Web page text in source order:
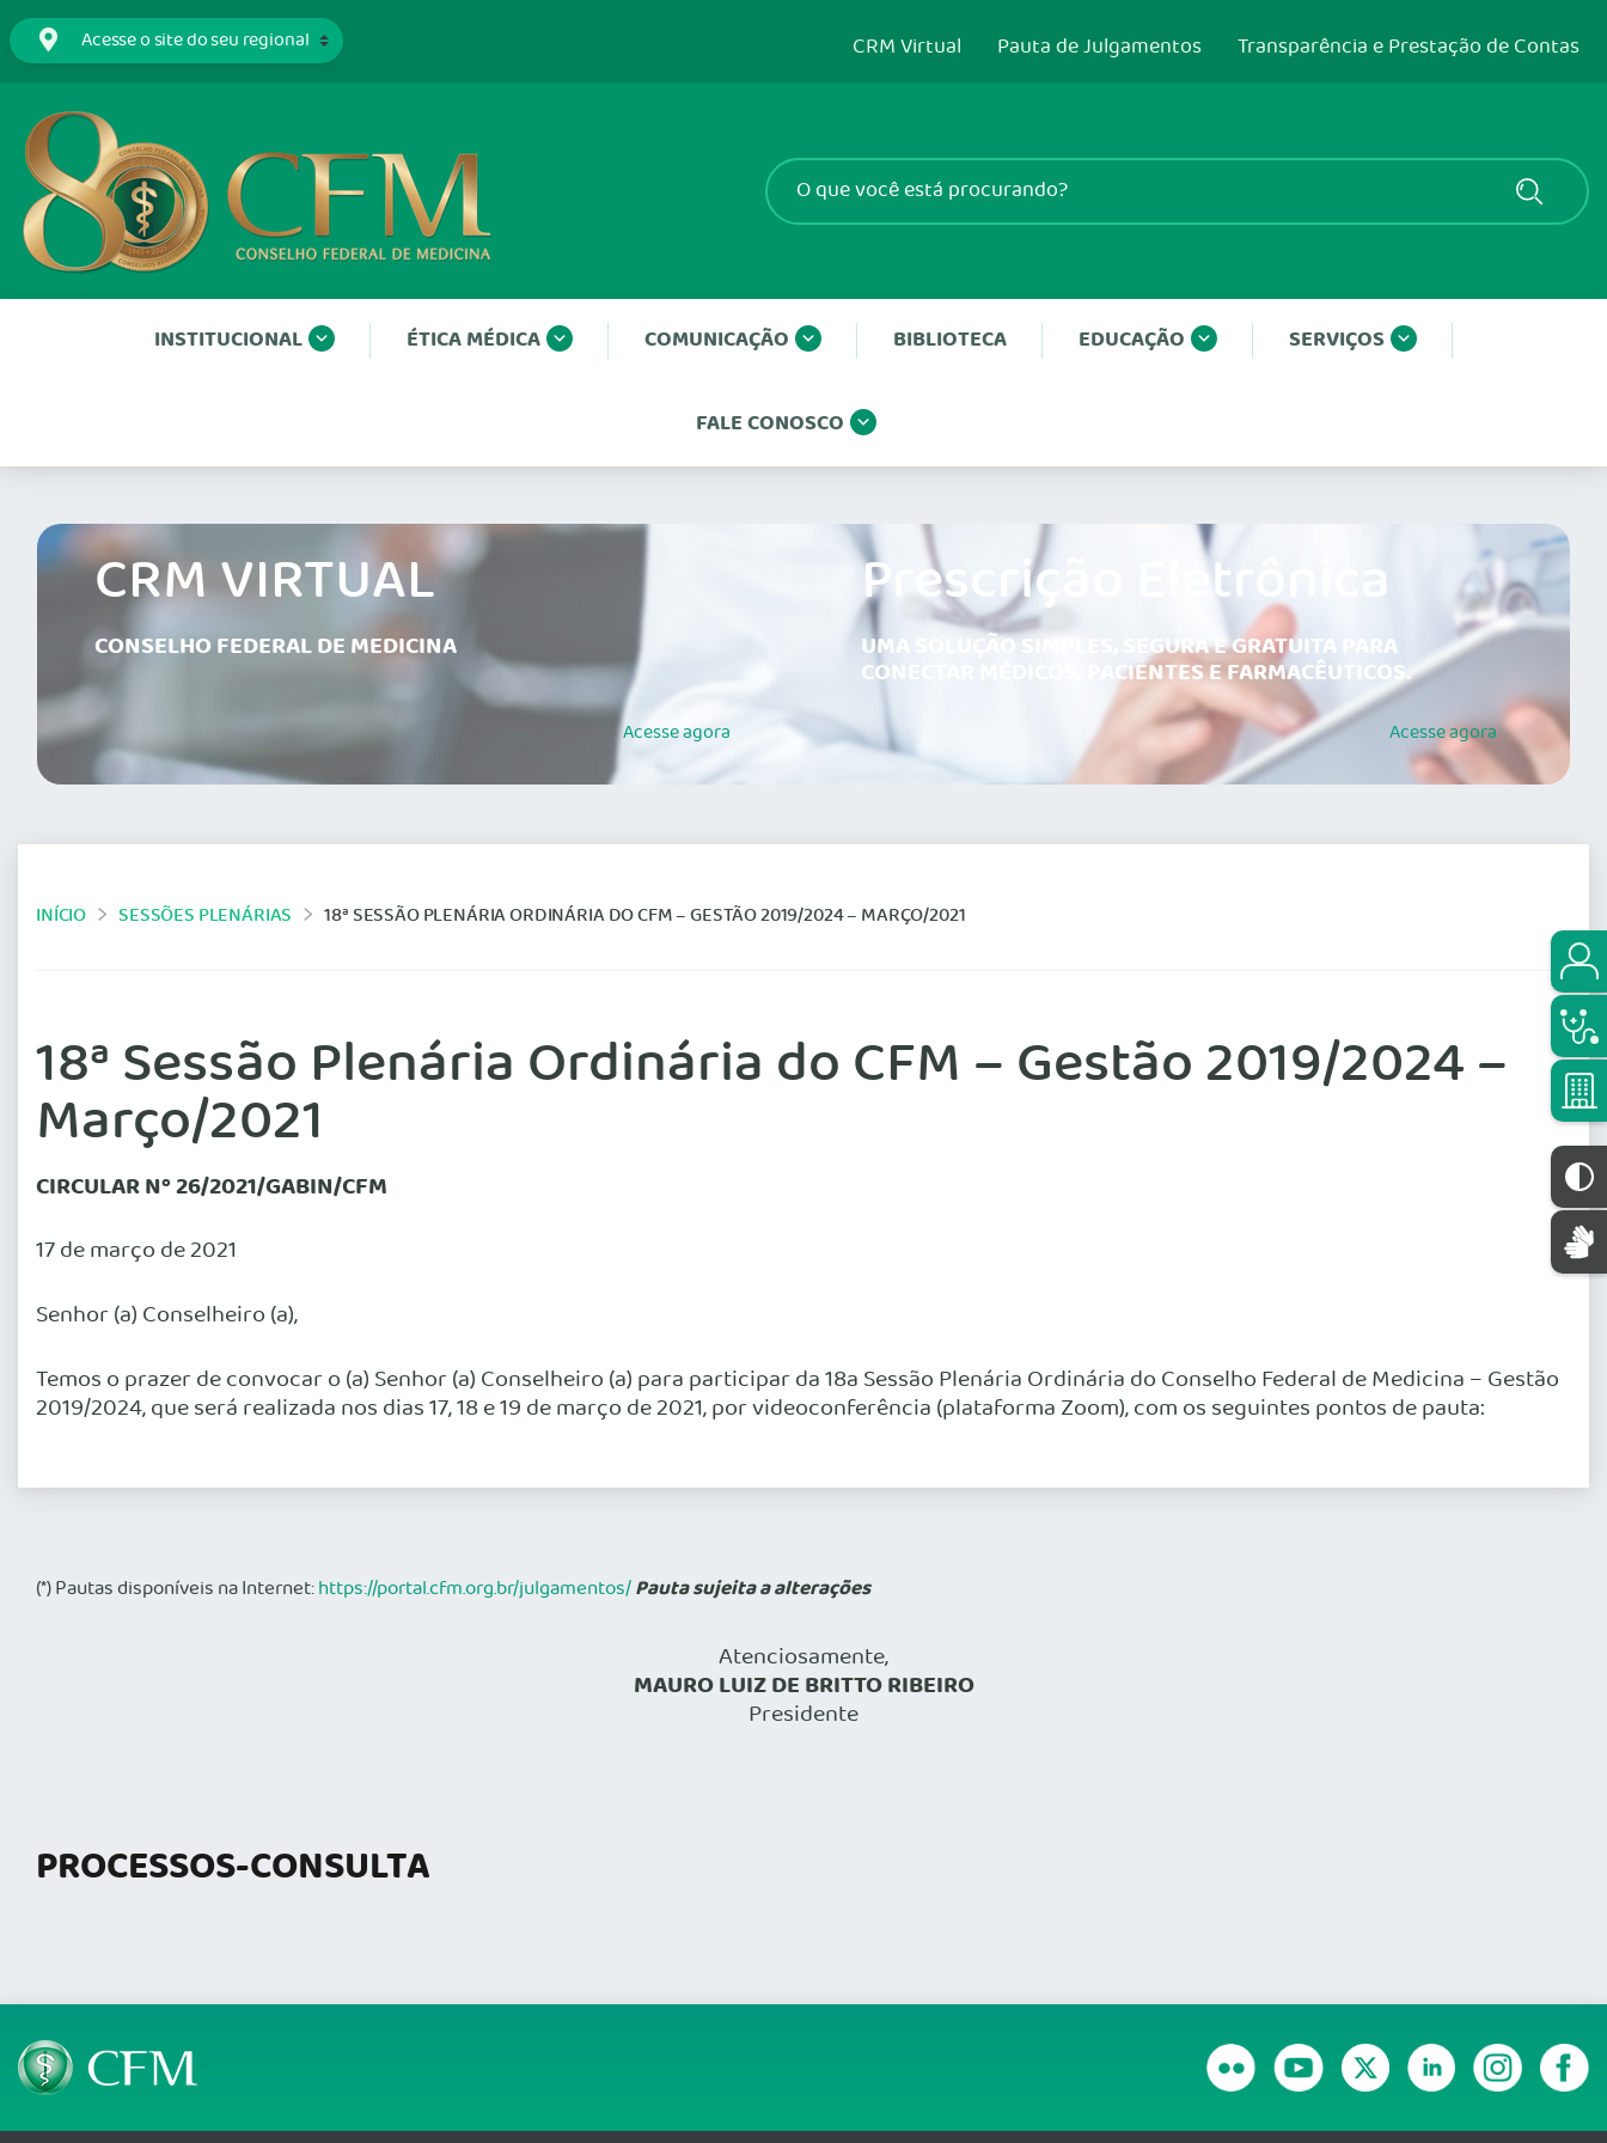
CRM Virtual Pauta de Julgamentos Transparência e Prestação de Contas
INSTITUCIONAL ÉTICA MÉDICA COMUNICAÇÃO BIBLIOTECA EDUCAÇÃO SERVIÇOS
FALE CONOSCO
CRM VIRTUAL
CONSELHO FEDERAL DE MEDICINA
Acesseagora
Prescrição Eletrônica
UMA SOLUÇÃO SIMPLES, SEGURA E GRATUITA PARA
CONECTAR MÉDICOS, PACIENTES E FARMACÊUTICOS.
Acesseagora
INÍCIO SESSÕES PLENÁRIAS 18ª SESSÃO PLENÁRIA ORDINÁRIA DO CFM – GESTÃO 2019/2024 – MARÇO/2021
18ª Sessão Plenária Ordinária do CFM – Gestão 2019/2024 –
Março/2021
CIRCULAR Nº 26/2021/GABIN/CFM
17 de março de 2021
Senhor (a) Conselheiro (a),
Temos o prazer de convocar o (a) Senhor (a) Conselheiro (a) para participar da 18a Sessão Plenária Ordinária do Conselho Federal de Medicina – Gestão
2019/2024, que será realizada nos dias 17, 18 e 19 de março de 2021, por videoconferência (plataforma Zoom), com os seguintes pontos de pauta:
(*) Pautas disponíveis na Internet:https://portal.cfm.org.br/julgamentos/Pauta sujeita a alterações
Atenciosamente,
MAURO LUIZ DE BRITTO RIBEIRO
Presidente
PROCESSOS-CONSULTA